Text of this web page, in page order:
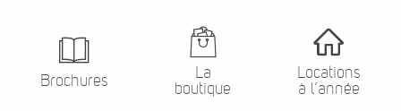
Brochures
La
boutique
Locations
à l’année